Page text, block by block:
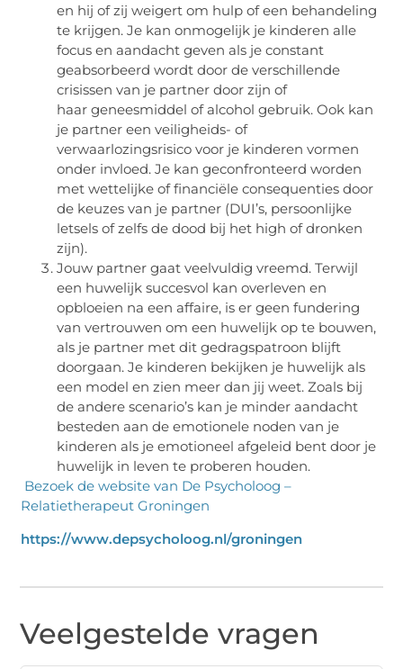
en hij of zij weigert om hulp of een behandeling
te krijgen. Je kan onmogelijk je kinderen alle
focus en aandacht geven als je constant
geabsorbeerd wordt door de verschillende
crisissen van je partner door zijn of
haar geneesmiddel of alcohol gebruik. Ook kan
je partner een veiligheids- of
verwaarlozingsrisico voor je kinderen vormen
onder invloed. Je kan geconfronteerd worden
met wettelijke of financiële consequenties door
de keuzes van je partner (DUI’s, persoonlijke
letsels of zelfs de dood bij het high of dronken
zijn).
Jouw partner gaat veelvuldig vreemd. Terwijl
een huwelijk succesvol kan overleven en
opbloeien na een affaire, is er geen fundering
van vertrouwen om een huwelijk op te bouwen,
als je partner met dit gedragspatroon blijft
doorgaan. Je kinderen bekijken je huwelijk als
een model en zien meer dan jij weet. Zoals bij
de andere scenario’s kan je minder aandacht
besteden aan de emotionele noden van je
kinderen als je emotioneel afgeleid bent door je
huwelijk in leven te proberen houden.
Bezoek de website van De Psycholoog –
Relatietherapeut Groningen
https://www.depsycholoog.nl/groningen
Veelgestelde vragen